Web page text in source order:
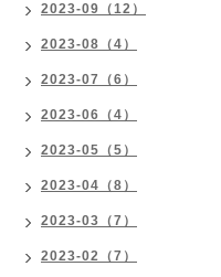
2023-09（12）
2023-08（4）
2023-07（6）
2023-06（4）
2023-05（5）
2023-04（8）
2023-03（7）
2023-02（7）